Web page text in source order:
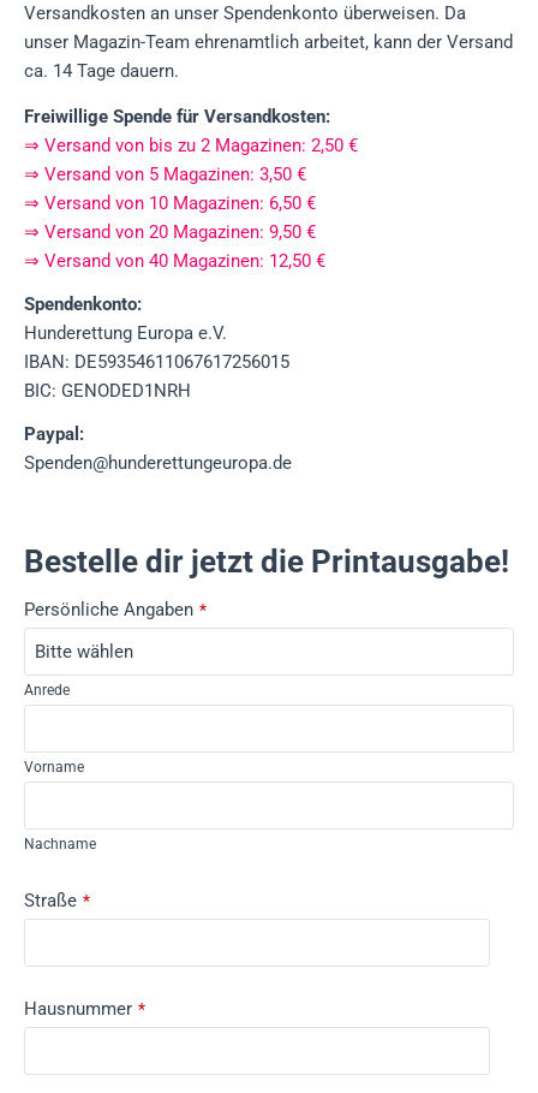
Versandkosten an unser Spendenkonto überweisen. Da
unser Magazin-Team ehrenamtlich arbeitet, kann der Versand
ca. 14 Tage dauern.
Freiwillige Spende für Versandkosten:
⇒ Versand von bis zu 2 Magazinen: 2,50 €
⇒ Versand von 5 Magazinen: 3,50 €
⇒ Versand von 10 Magazinen: 6,50 €
⇒ Versand von 20 Magazinen: 9,50 €
⇒ Versand von 40 Magazinen: 12,50 €
Spendenkonto:
Hunderettung Europa e.V.
IBAN: DE59354611067617256015
BIC: GENODED1NRH
Paypal:
Spenden@hunderettungeuropa.de
Bestelle dir jetzt die Printausgabe!
Persönliche Angaben *
Anrede
Vorname
Nachname
Straße *
Hausnummer *